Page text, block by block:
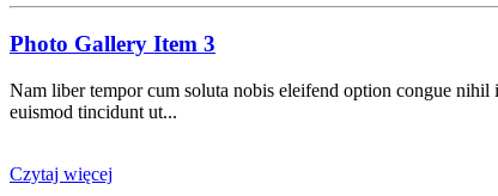
Photo Gallery Item 3
Nam liber tempor cum soluta nobis eleifend option congue
euismod tincidunt ut...
Czytaj więcej